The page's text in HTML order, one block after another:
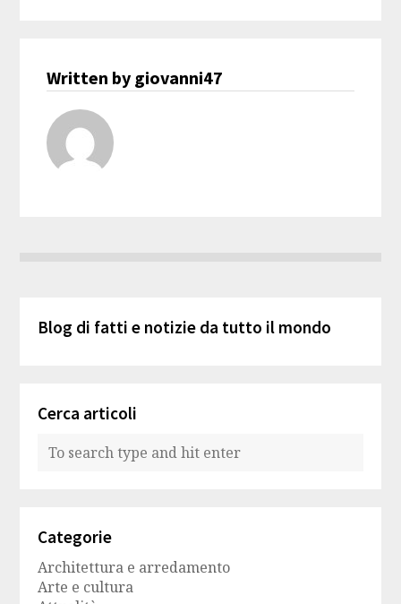
Written by giovanni47
Blog di fatti e notizie da tutto il mondo
Cerca articoli
Categorie
Architettura e arredamento
Arte e cultura